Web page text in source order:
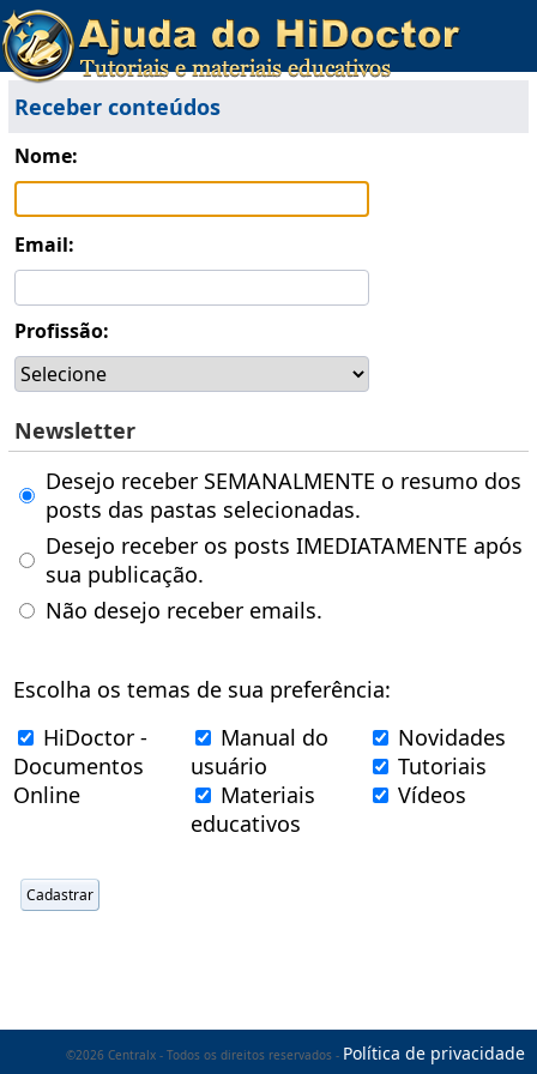
Receber conteúdos
Nome:
Email:
Profissão:
Newsletter
Desejo receber SEMANALMENTE o resumo dos
posts das pastas selecionadas.
Desejo receber os posts IMEDIATAMENTE após
sua publicação.
Não desejo receber emails.
Escolha os temas de sua preferência:
HiDoctor -
Documentos
Online
Manual do
usuário
Materiais
educativos
Novidades
Tutoriais
Vídeos
©2026 Centralx - Todos os direitos reservados - Política de privacidade